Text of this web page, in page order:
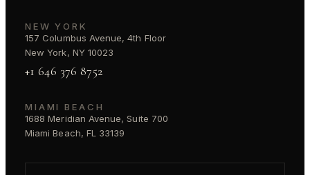
NEW YORK
157 Columbus Avenue, 4th Floor
New York, NY 10023
+1 646 376 8752
MIAMI BEACH
1688 Meridian Avenue, Suite 700
Miami Beach, FL 33139